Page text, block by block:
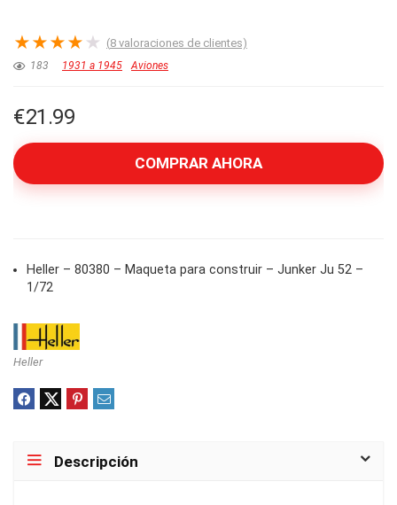
★★★★ ★ (8 valoraciones de clientes)
183 1931 a 1945 Aviones
€21.99
COMPRAR AHORA
Heller – 80380 – Maqueta para construir – Junker Ju 52 –
1/72
Heller
Descripción